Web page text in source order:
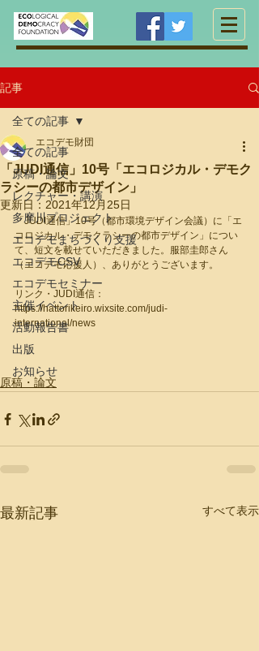
記事
全ての記事
原稿・論文
レクチャー・講演
多摩川プロジェクト
エコデモまちづくり支援
エコデモCSV
エコデモセミナー
主催イベント
活動報告書
出版
お知らせ
全ての記事
「JUDI通信」10号「エコロジカル・デモク
ラシーの都市デザイン」
エコデモ財団
更新日： 2021年12月25日
「JUDI通信」10号（都市環境デザイン会議）に「エ
コロジカル・デモクラシーの都市デザイン」につい
て、短文を載せていただきました。服部圭郎さん
（エコデモ応援人）、ありがとうございます。
リンク・JUDI通信：
https://hattorikeiro.wixsite.com/judi-
international/news
原稿・論文
最新記事 すべて表示